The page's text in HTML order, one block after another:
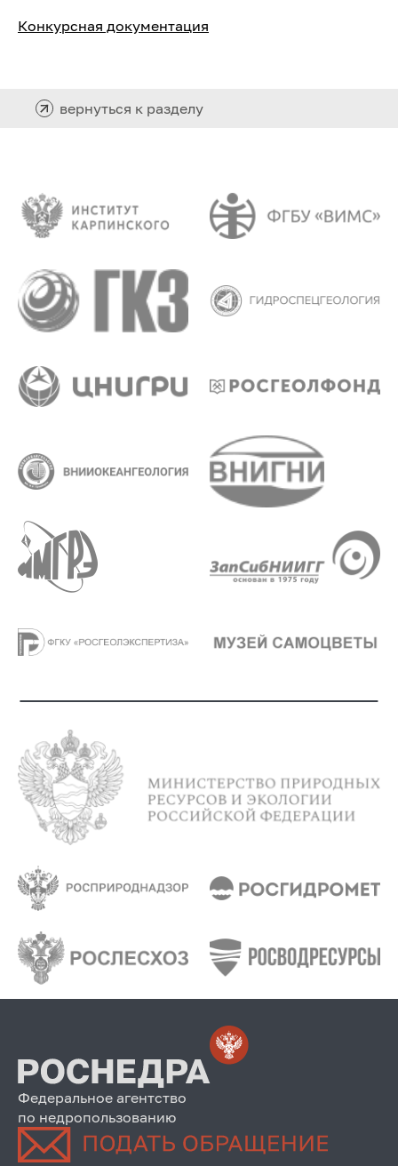
Конкурсная документация
вернуться к разделу
Федеральное агентство
по недропользованию